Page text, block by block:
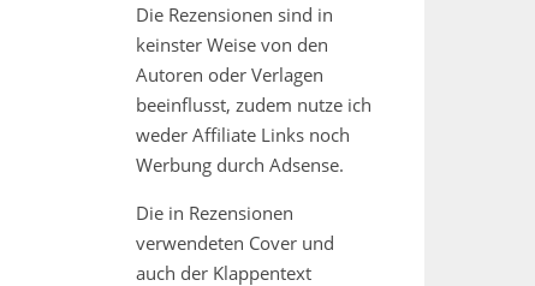
Die Rezensionen sind in
keinster Weise von den
Autoren oder Verlagen
beeinflusst, zudem nutze ich
weder Affiliate Links noch
Werbung durch Adsense.
Die in Rezensionen
verwendeten Cover und
auch der Klappentext